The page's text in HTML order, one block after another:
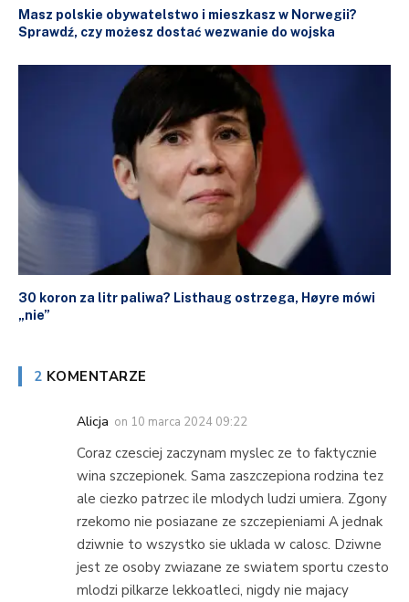
Masz polskie obywatelstwo i mieszkasz w Norwegii?
Sprawdź, czy możesz dostać wezwanie do wojska
30 koron za litr paliwa? Listhaug ostrzega, Høyre mówi
„nie”
2 KOMENTARZE
Alicja on 10 marca 2024 09:22
Coraz czesciej zaczynam myslec ze to faktycznie
wina szczepionek. Sama zaszczepiona rodzina tez
ale ciezko patrzec ile mlodych ludzi umiera. Zgony
rzekomo nie posiazane ze szczepieniami A jednak
dziwnie to wszystko sie uklada w calosc. Dziwne
jest ze osoby zwiazane ze swiatem sportu czesto
mlodzi pilkarze lekkoatleci, nigdy nie majacy